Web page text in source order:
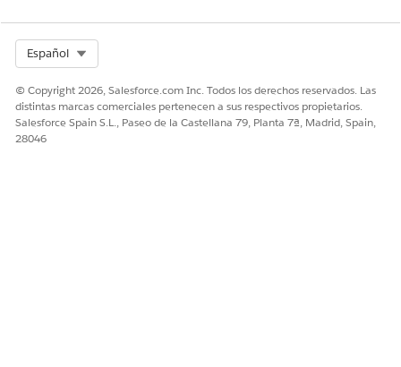
Español
© Copyright 2026, Salesforce.com Inc. Todos los derechos reservados. Las
distintas marcas comerciales pertenecen a sus respectivos propietarios.
Salesforce Spain S.L., Paseo de la Castellana 79, Planta 7ª, Madrid, Spain,
28046